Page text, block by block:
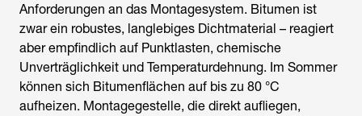
Anforderungen an das Montagesystem. Bitumen ist
zwar ein robustes, langlebiges Dichtmaterial – reagiert
aber empfindlich auf Punktlasten, chemische
Unverträglichkeit und Temperaturdehnung. Im Sommer
können sich Bitumenflächen auf bis zu 80 °C
aufheizen. Montagegestelle, die direkt aufliegen,